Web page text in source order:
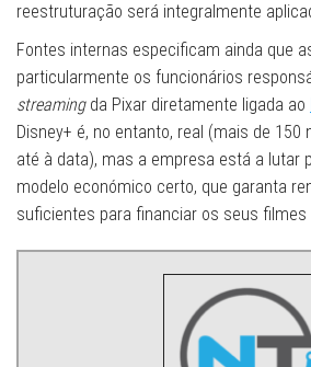
reestruturação será integralmente
Fontes internas especificam ainda que
particularmente os funcionários
streaming da Pixar diretamente ligada ao
Disney+ é, no entanto, real (mais de
até à data), mas a empresa está a lutar
modelo económico certo, que garanta
suficientes para financiar os seus filmes